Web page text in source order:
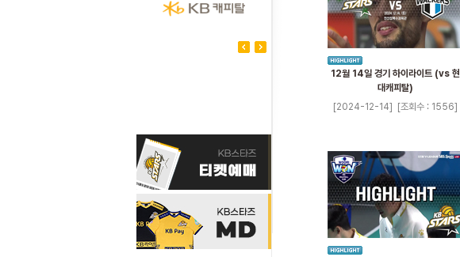
12월 14일 경기 하이라이트 (vs 현
대캐피탈)
[2024-12-14]
[조회수 : 1556]